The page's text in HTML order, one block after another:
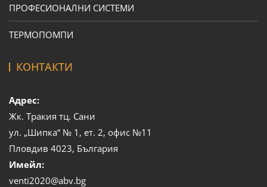
ПРОФЕСИОНАЛНИ СИСТЕМИ
ТЕРМОПОМПИ
КОНТАКТИ
Адрес:
Жк. Тракия тц. Сани
ул. „Шипка“ № 1, ет. 2, офис №11
Пловдив 4023, България
Имейл:
venti2020@abv.bg